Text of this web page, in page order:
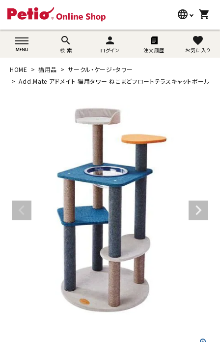
language
wovn-lang-name
shopping_cart
search
検 索
person
ログイン 注文履歴
favorite
お気に入り
search
猫用品
ブランド別に探す
ご利用案内
ACCOUNT MENU
person 新規会員登録
HOME 猫用品
サークル・ケージ・タワー
Add.Mate アドメイト 猫用タワー ねこまどフロートテラスキャットポール